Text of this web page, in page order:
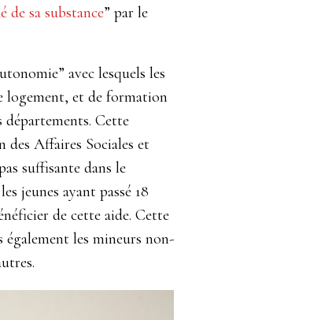
de sa substance” par le
avec lesquels les
logement, et de formation
Cette
des Affaires Sociales et
suffisante dans le
jeunes ayant passé 18
de cette aide. Cette
les mineurs non-